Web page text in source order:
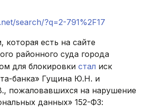
search/?q=2-791%2F17
есть на сайте
районного суда города
для блокировки стал иск
банка» Гущина Ю.Н. и
пожаловавшихся на нарушение
данных» 152-ФЗ: